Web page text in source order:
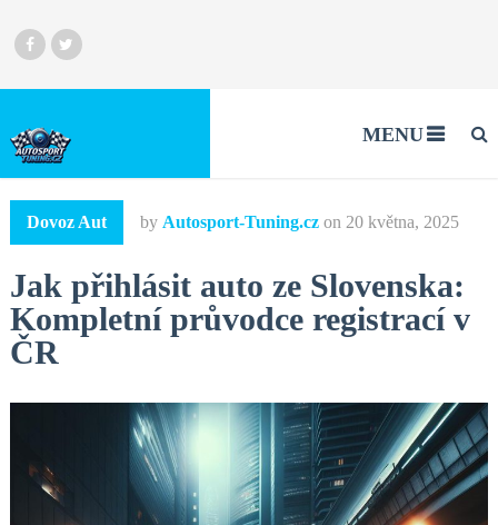
MENU
Dovoz Aut by Autosport-Tuning.cz on 20 května, 2025
Jak přihlásit auto ze Slovenska:
Kompletní průvodce registrací v
ČR